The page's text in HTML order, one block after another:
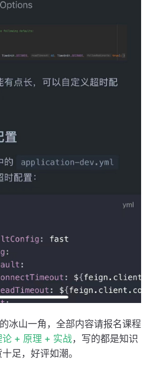
冰山一角，全部内容请报名课程
论 + 原理 + 实战，写的都是知识
足，好评如潮。